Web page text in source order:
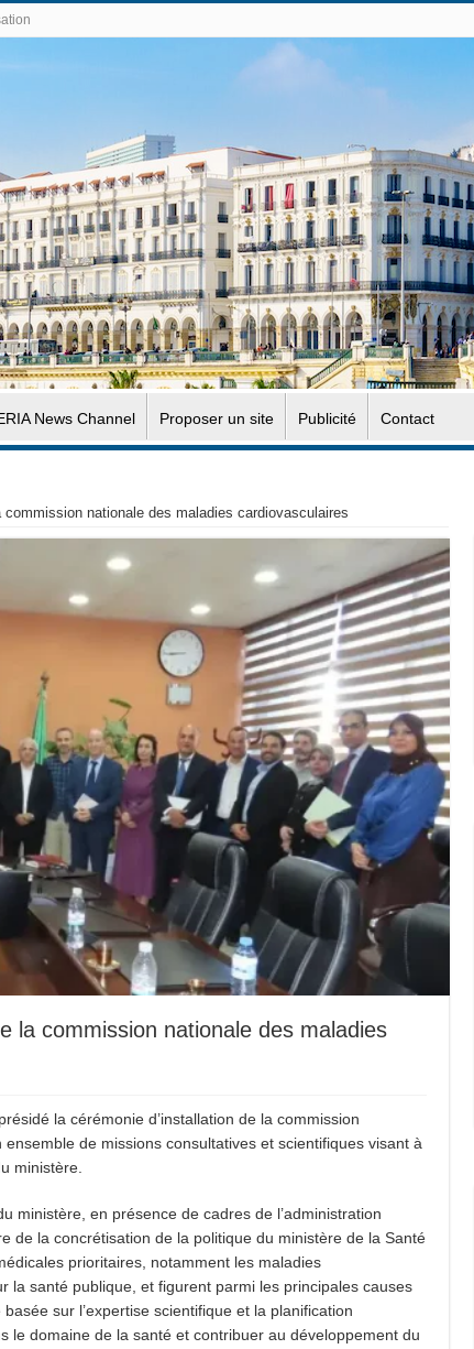
News Channel Proposer un site Publicité Contact
nationale des maladies cardiovasculaires
la commission nationale des maladies
la cérémonie d’installation de la commission
de missions consultatives et scientifiques visant à
ministère.
ministère, en présence de cadres de l’administration
de la concrétisation de la politique du ministère de la Santé
prioritaires, notamment les maladies
la santé publique, et figurent parmi les principales causes
sur l’expertise scientifique et la planification
le domaine de la santé et contribuer au développement du